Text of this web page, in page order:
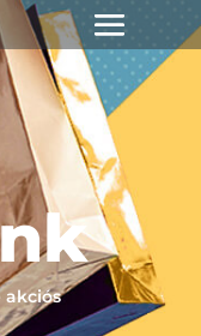
akciós